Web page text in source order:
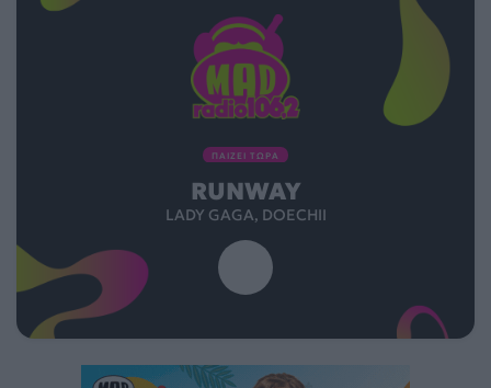
ΠΑΙΖΕΙ ΤΩΡΑ
RUNWAY
LADY GAGA, DOECHII